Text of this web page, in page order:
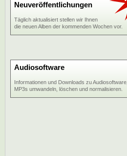
Neuveröffentlichungen
Täglich aktualisiert stellen wir Ihnen
die neuen Alben der kommenden Wochen vor.
Audiosoftware
Informationen und Downloads zu Audiosoftware,
MP3s umwandeln, löschen und normalisieren.